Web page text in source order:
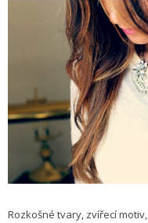
Rozkošné tvary, zvířecí